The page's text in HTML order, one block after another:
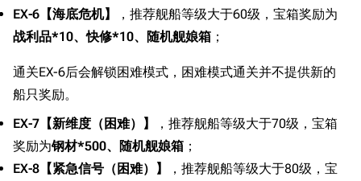
EX-6【海底危机】
，推荐舰船等级大于60级，宝箱奖励为
战利品*10、快修*10、随机舰娘箱 ；
通关EX-6后会解锁困难模式，困难模式通关并不提供新的
船只奖励。
EX-7【新维度（困难）】
，推荐舰船等级大于70级，宝箱
奖励为钢材*500、随机舰娘箱 ；
EX-8【紧急信号（困难）】
，推荐舰船等级大于80级，宝